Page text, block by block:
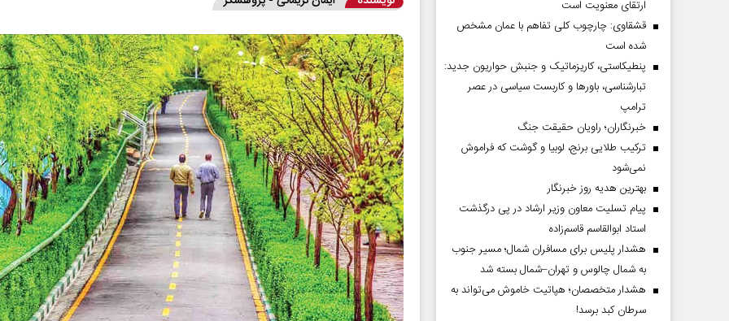
ارتقای معنویت است
قشقاوی: چارچوب کلی تفاهم با عمان مشخص
شده است
پنطیکاستی، کاریزماتیک و جنبش حواریون جدید:
تبارشناسی، باور‌ها و کاربست سیاسی در عصر
ترامپ
خبرنگاران؛ راویان حقیقت جنگ
ترکیب طلایی برنج، لوبیا و گوشت که فراموش
نمی‌شود
بهترین هدیه روز خبرنگار
پیام تسلیت معاون وزیر ارشاد در پی درگذشت
استاد ابوالقاسم قاسم‌زاده
هشدار پلیس برای مسافران شمال؛ مسیر جنوب
به شمال چالوس و تهران–شمال بسته شد
هشدار متخصصان؛ هپاتیت خاموش می‌تواند به
سرطان کبد برسد!